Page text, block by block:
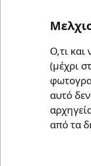
Ο,τι
(μέχρι
αυτό
από τα